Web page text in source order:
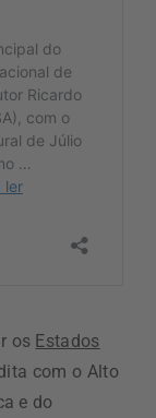
os Estados
com o Alto
e do